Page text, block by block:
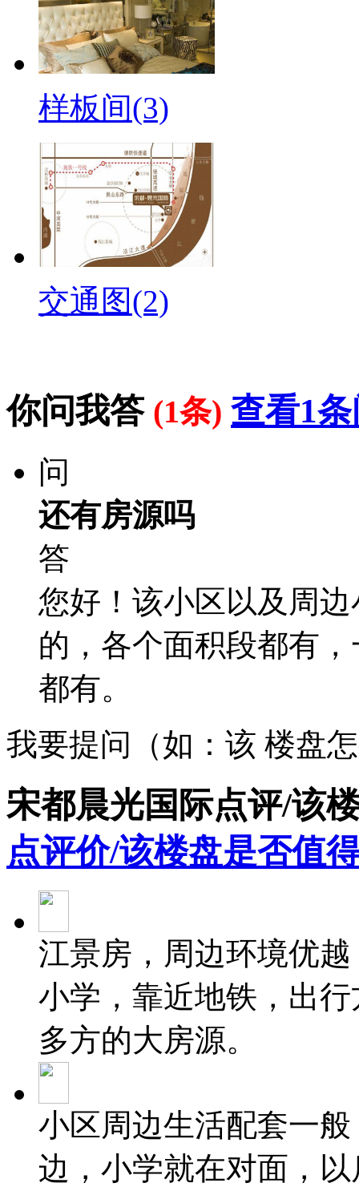
样板间(3)
交通图(2)
你问我答 (1条) 查看1
问
还有房源吗
答
您好！该小区以及周
的，各个面积段都有
都有。
我要提问（如：该 楼盘
宋都晨光国际点评/该
点评价/该楼盘是否值
江景房，周边环境优
小学，靠近地铁，出
多方的大房源。
小区周边生活配套一
边，小学就在对面，